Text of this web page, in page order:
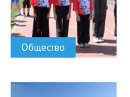
Общество